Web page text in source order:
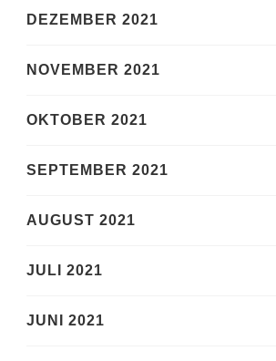
DEZEMBER 2021
NOVEMBER 2021
OKTOBER 2021
SEPTEMBER 2021
AUGUST 2021
JULI 2021
JUNI 2021